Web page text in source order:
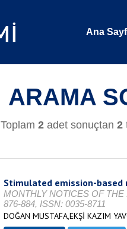
Ana
ARAMA
Toplam 2 adet sonuçtan 2
Stimulated emission-
MONTHLY NOTICES OF THE
876-884, ISSN: 0035-8711
DOĞAN MUSTAFA,EKŞİ KAZIM